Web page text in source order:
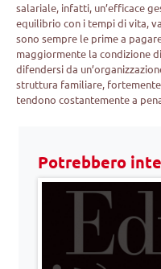
salariale, infatti, un’efficace
equilibrio con i tempi di vita,
sono sempre le prime a
maggiormente la condizione
difendersi da
struttura familiare,
tendono costantemente a
Potrebbero